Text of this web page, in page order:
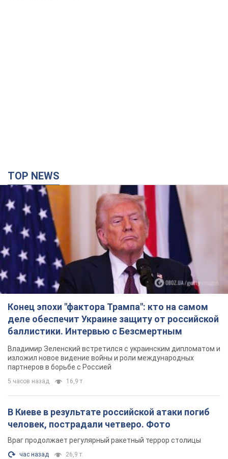
TOP NEWS
Конец эпохи "фактора Трампа": кто на самом
деле обеспечит Украине защиту от российской
баллистики. Интервью с Безсмертным
Владимир Зеленский встретился с украинским дипломатом и
изложил новое видение войны и роли международных
партнеров в борьбе с Россией
5 часов назад 16,9 т.
В Киеве в результате российской атаки погиб
человек, пострадали четверо. Фото
Враг продолжает регулярный ракетный террор столицы
час назад 26,9 т.